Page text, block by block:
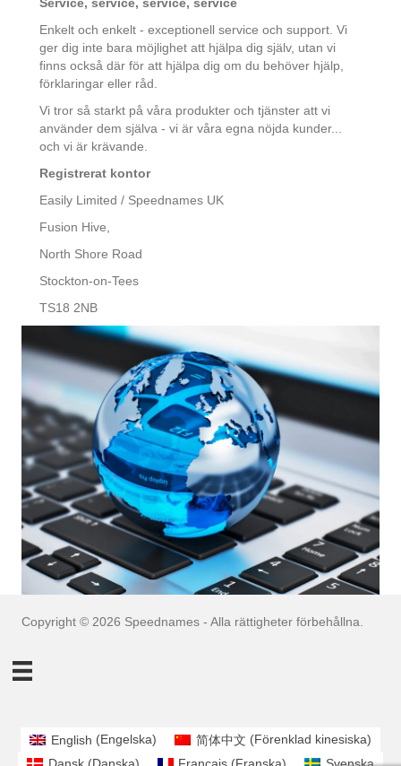
Enkelt och enkelt - exceptionell service och support. Vi
ger dig inte bara möjlighet att hjälpa dig själv, utan vi
finns också där för att hjälpa dig om du behöver hjälp,
förklaringar eller råd.
Vi tror så starkt på våra produkter och tjänster att vi
använder dem själva - vi är våra egna nöjda kunder...
och vi är krävande.
Registrerat kontor
Easily Limited / Speednames UK
Fusion Hive,
North Shore Road
Stockton-on-Tees
TS18 2NB
Copyright © 2026 Speednames - Alla rättigheter förbehållna.
English (Engelska) 简体中文 (Förenklad kinesiska)